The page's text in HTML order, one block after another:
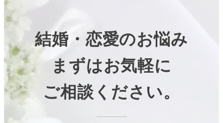
結婚・恋愛のお悩み
まずはお気軽に
ご相談ください。